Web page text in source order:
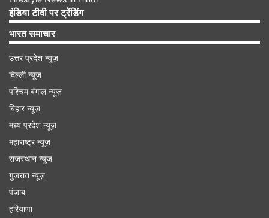
शुभ अंक- 7
(आचार्य इंदु प्रकाश देश के जाने-माने ज्योतिषी हैं, जिन्हें वास्तु,
सामुद्रिक शास्त्र और ज्योतिष शास्त्र का लंबा अनुभव है।
इंडिया टीवी पर आप इन्हें हर सुबह 7.30 बजे भविष्यवाणी में
देखते हैं।)
इंडिया टीवी पर ट्रेंडिंग
भारत समाचार
उत्तर प्रदेश न्यूज़
दिल्ली न्यूज़
पश्चिम बंगाल न्यूज़
बिहार न्यूज़
मध्य प्रदेश न्यूज़
महाराष्ट्र न्यूज़
राजस्थान न्यूज़
गुजरात न्यूज़
पंजाब
हरियाणा